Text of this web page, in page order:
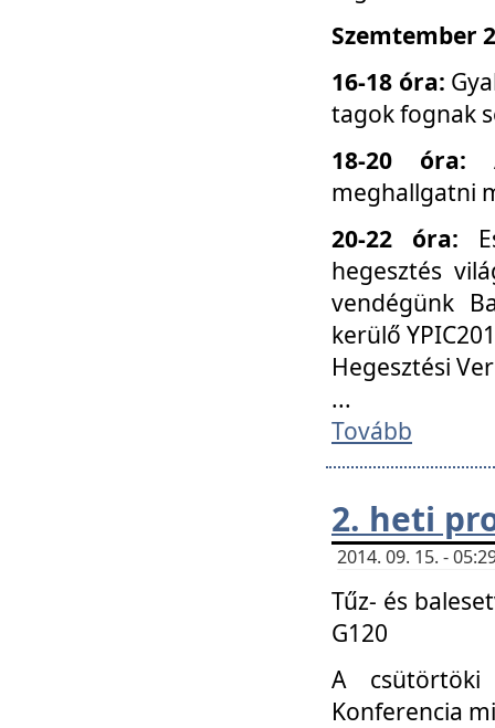
Szemtember
16-18 óra:
tagok fognak
18-20 óra:
meghallgatni
20-22 óra:
hegesztés
vendégünk
kerülő
Hegesztési
...
Tovább
2. heti
2014. 09. 15. -
Tűz- és
G120
A csütörtöki
Konferencia